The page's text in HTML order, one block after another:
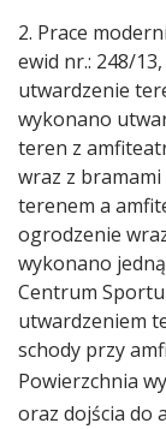
2. Prace
ewid nr.: 248/
utwardzenie
wykonano
teren z
wraz z
terenem a
ogrodzenie
wykonano
Centrum
utwardzeniem
schody przy
Powierzchnia
oraz dojścia do